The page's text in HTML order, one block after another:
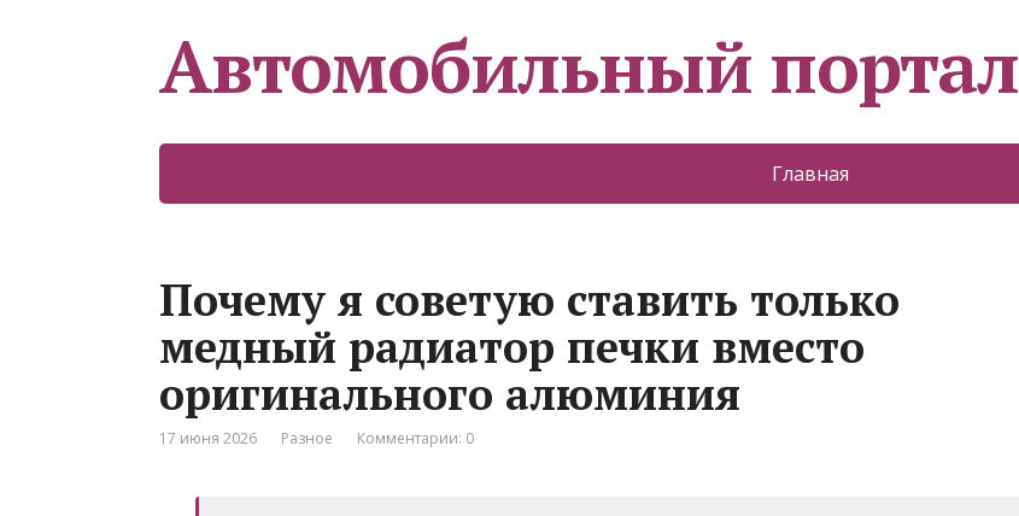
Автомобильный портал
Главная
Почему я советую ставить только
медный радиатор печки вместо
оригинального алюминия
17 июня 2026 Разное Комментарии: 0